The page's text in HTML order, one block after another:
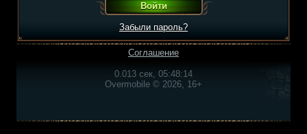
Забыли пароль?
Соглашение
0.013 сек, 05:48:14
Overmobile © 2026, 16+